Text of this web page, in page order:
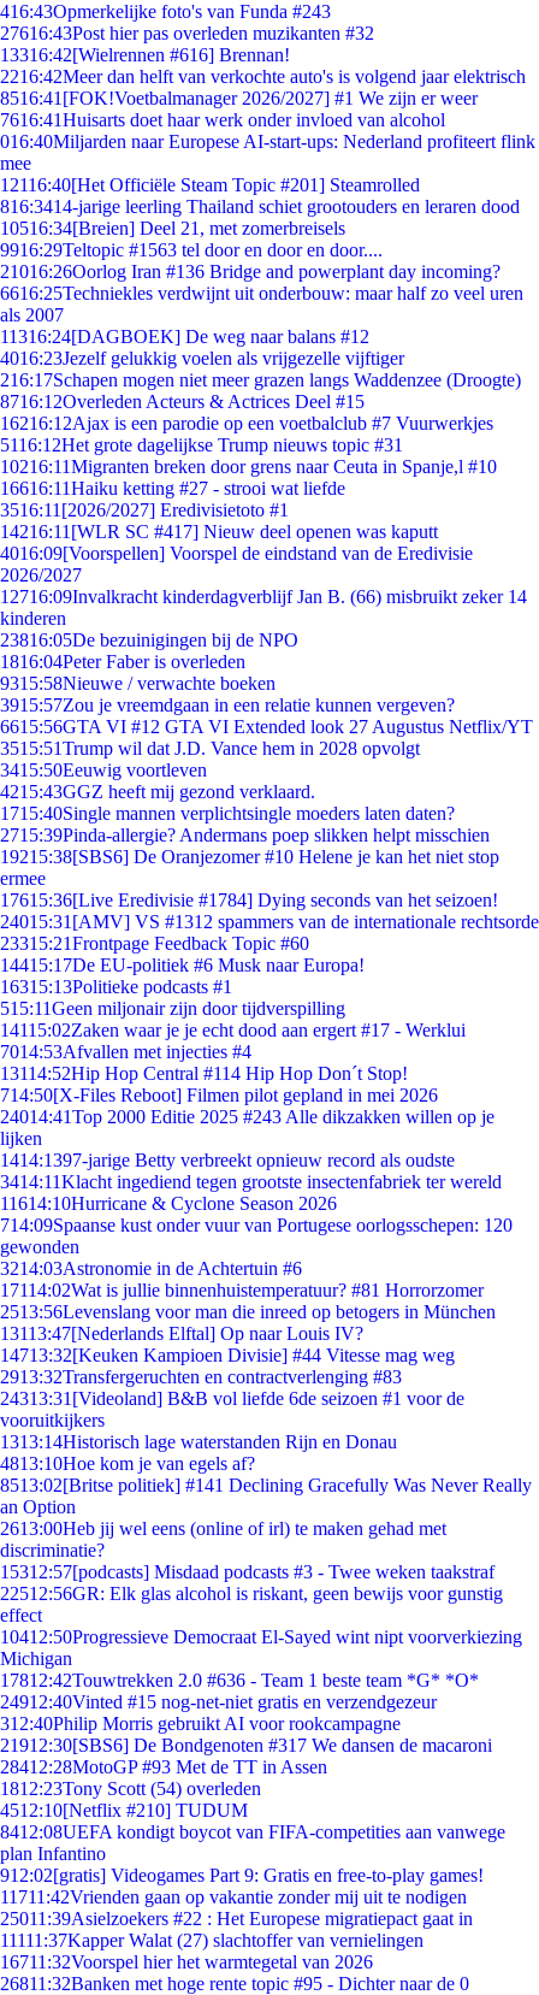
416:43Opmerkelijke foto's van Funda #243
27616:43Post hier pas overleden muzikanten #32
13316:42[Wielrennen #616] Brennan!
2216:42Meer dan helft van verkochte auto's is volgend jaar elektrisch
8516:41 [FOK!Voetbalmanager 2026/2027] #1 We zijn er weer
7616:41Huisarts doet haar werk onder invloed van alcohol
016:40Miljarden naar Europese AI-start-ups: Nederland profiteert flink
mee
12116:40[Het Officiële Steam Topic #201] Steamrolled
816:3414-jarige leerling Thailand schiet grootouders en leraren dood
10516:34[Breien] Deel 21, met zomerbreisels
9916:29Teltopic #1563 tel door en door en door....
21016:26Oorlog Iran #136 Bridge and powerplant day incoming?
6616:25Techniekles verdwijnt uit onderbouw: maar half zo veel uren
als 2007
11316:24[DAGBOEK] De weg naar balans #12
4016:23Jezelf gelukkig voelen als vrijgezelle vijftiger
216:17Schapen mogen niet meer grazen langs Waddenzee (Droogte)
8716:12Overleden Acteurs & Actrices Deel #15
16216:12Ajax is een parodie op een voetbalclub #7 Vuurwerkjes
5116:12Het grote dagelijkse Trump nieuws topic #31
10216:11Migranten breken door grens naar Ceuta in Spanje,l #10
16616:11Haiku ketting #27 - strooi wat liefde
3516:11 [2026/2027] Eredivisietoto #1
14216:11 [WLR SC #417] Nieuw deel openen was kaputt
4016:09[Voorspellen] Voorspel de eindstand van de Eredivisie
2026/2027
12716:09Invalkracht kinderdagverblijf Jan B. (66) misbruikt zeker 14
kinderen
23816:05De bezuinigingen bij de NPO
1816:04Peter Faber is overleden
9315:58Nieuwe / verwachte boeken
3915:57Zou je vreemdgaan in een relatie kunnen vergeven?
6615:56GTA VI #12 GTA VI Extended look 27 Augustus Netflix/YT
3515:51Trump wil dat J.D. Vance hem in 2028 opvolgt
3415:50Eeuwig voortleven
4215:43GGZ heeft mij gezond verklaard.
1715:40Single mannen verplichtsingle moeders laten daten?
2715:39Pinda-allergie? Andermans poep slikken helpt misschien
19215:38[SBS6] De Oranjezomer #10 Helene je kan het niet stop
ermee
17615:36[Live Eredivisie #1784] Dying seconds van het seizoen!
24015:31 [AMV] VS #1312 spammers van de internationale rechtsorde
23315:21Frontpage Feedback Topic #60
14415:17De EU-politiek #6 Musk naar Europa!
16315:13Politieke podcasts #1
515:11Geen miljonair zijn door tijdverspilling
14115:02Zaken waar je je echt dood aan ergert #17 - Werklui
7014:53Afvallen met injecties #4
13114:52Hip Hop Central #114 Hip Hop Don´t Stop!
714:50[X-Files Reboot] Filmen pilot gepland in mei 2026
24014:41Top 2000 Editie 2025 #243 Alle dikzakken willen op je
lijken
1414:1397-jarige Betty verbreekt opnieuw record als oudste
3414:11Klacht ingediend tegen grootste insectenfabriek ter wereld
11614:10Hurricane & Cyclone Season 2026
714:09Spaanse kust onder vuur van Portugese oorlogsschepen: 120
gewonden
3214:03Astronomie in de Achtertuin #6
17114:02Wat is jullie binnenhuistemperatuur? #81 Horrorzomer
2513:56Levenslang voor man die inreed op betogers in München
13113:47[Nederlands Elftal] Op naar Louis IV?
14713:32[Keuken Kampioen Divisie] #44 Vitesse mag weg
2913:32Transfergeruchten en contractverlenging #83
24313:31 [Videoland] B&B vol liefde 6de seizoen #1 voor de
vooruitkijkers
1313:14Historisch lage waterstanden Rijn en Donau
4813:10Hoe kom je van egels af?
8513:02[Britse politiek] #141 Declining Gracefully Was Never Really
an Option
2613:00Heb jij wel eens (online of irl) te maken gehad met
discriminatie?
15312:57[podcasts] Misdaad podcasts #3 - Twee weken taakstraf
22512:56GR: Elk glas alcohol is riskant, geen bewijs voor gunstig
effect
10412:50Progressieve Democraat El-Sayed wint nipt voorverkiezing
Michigan
17812:42Touwtrekken 2.0 #636 - Team 1 beste team *G* *O*
24912:40Vinted #15 nog-net-niet gratis en verzendgezeur
312:40Philip Morris gebruikt AI voor rookcampagne
21912:30[SBS6] De Bondgenoten #317 We dansen de macaroni
28412:28MotoGP #93 Met de TT in Assen
1812:23Tony Scott (54) overleden
4512:10[Netflix #210] TUDUM
8412:08UEFA kondigt boycot van FIFA-competities aan vanwege
plan Infantino
912:02[gratis] Videogames Part 9: Gratis en free-to-play games!
11711:42Vrienden gaan op vakantie zonder mij uit te nodigen
25011:39Asielzoekers #22 : Het Europese migratiepact gaat in
11111:37Kapper Walat (27) slachtoffer van vernielingen
16711:32Voorspel hier het warmtegetal van 2026
26811:32Banken met hoge rente topic #95 - Dichter naar de 0